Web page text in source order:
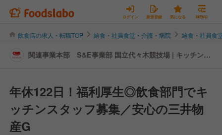
ログイン 新規登録 気になる MENU
飲食店の求人・転職TOP 給食・社員食堂・介護・病院 給食・社員食
関連事業本部 S&E事業部 国立代々木競技場 | キッチンス
年休122日！福利厚生◎飲食部門でキ
ッチンスタッフ募集／安心の三井物
産G